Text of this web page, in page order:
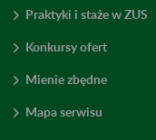
Praktyki i staże w ZUS
Konkursy ofert
Mienie zbędne
Mapa serwisu